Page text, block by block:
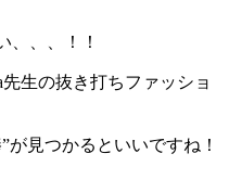
、、、！！
生の抜き打ちファッショ
見つかるといいですね！